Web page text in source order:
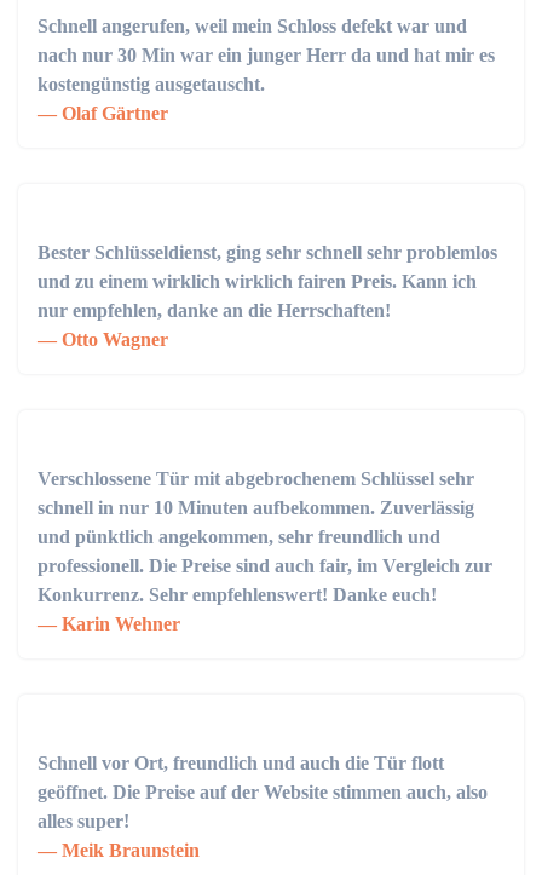
Schnell angerufen, weil mein Schloss defekt war und
nach nur 30 Min war ein junger Herr da und hat mir es
kostengünstig ausgetauscht.
Olaf Gärtner
Bester Schlüsseldienst, ging sehr schnell sehr problemlos
und zu einem wirklich wirklich fairen Preis. Kann ich
nur empfehlen, danke an die Herrschaften!
Otto Wagner
Verschlossene Tür mit abgebrochenem Schlüssel sehr
schnell in nur 10 Minuten aufbekommen. Zuverlässig
und pünktlich angekommen, sehr freundlich und
professionell. Die Preise sind auch fair, im Vergleich zur
Konkurrenz. Sehr empfehlenswert! Danke euch!
Karin Wehner
Schnell vor Ort, freundlich und auch die Tür flott
geöffnet. Die Preise auf der Website stimmen auch, also
alles super!
Meik Braunstein